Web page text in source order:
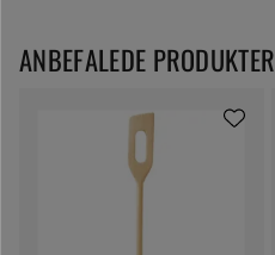
ANBEFALEDE PRODUKTER